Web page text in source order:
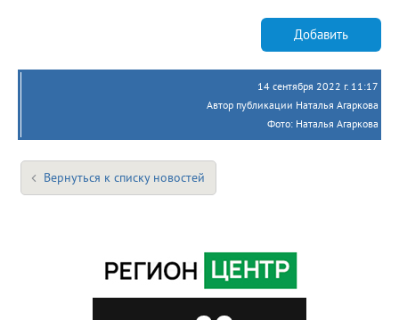
Добавить
14 сентября 2022 г. 11:17
Автор публикации Наталья Агаркова
Фото: Наталья Агаркова
Вернуться к списку новостей